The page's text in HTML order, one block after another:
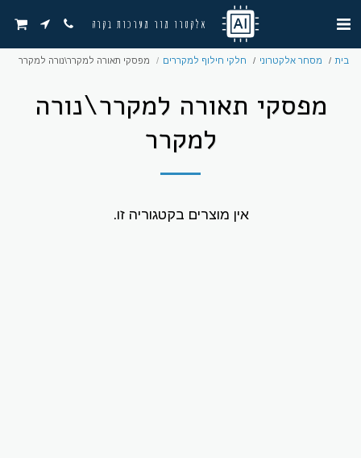
אלקטרו מור מערכות בקרה
בית מסחר אלקטרוני חלקי חילוף למקררים מפסקי תאורה למקרר\נורה למקרר
מפסקי תאורה למקרר\נורה
למקרר
אין מוצרים בקטגוריה זו.